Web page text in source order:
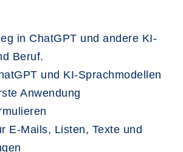
in ChatGPT und andere KI-
Beruf.
und KI-Sprachmodellen
Anwendung
E-Mails, Listen, Texte und